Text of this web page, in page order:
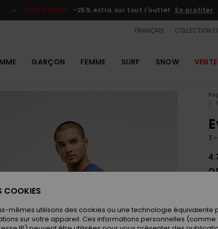
VENTE FLASH -25% extra sur tout l'outlet En profiter
FRANÇAIS COLLECTION
GARÇON FEMME SURF SNOW
COOKIES
mêmes utilisons des cookies ou une technologie équivalente
sur votre appareil. Ces informations personnelles